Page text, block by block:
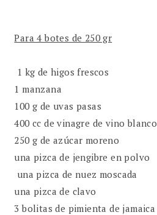
Para 4 botes de 250 gr
1 kg de higos frescos
1 manzana
100 g de uvas pasas
400 cc de vinagre de vino blanco
250 g de azúcar moreno
una pizca de jengibre en polvo
una pizca de nuez moscada
una pizca de clavo
3 bolitas de pimienta de jamaica